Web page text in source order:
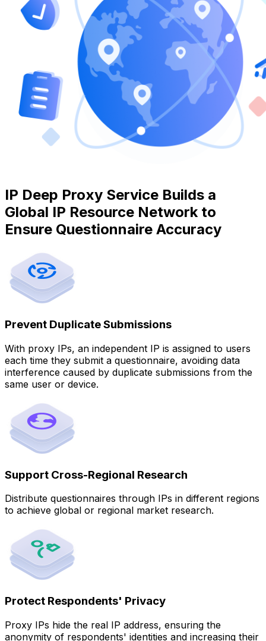
IP Deep Proxy Service Builds a
Global IP Resource Network to
Ensure Questionnaire Accuracy
Prevent Duplicate Submissions
With proxy IPs, an independent IP is assigned to users
each time they submit a questionnaire, avoiding data
interference caused by duplicate submissions from the
same user or device.
Support Cross-Regional Research
Distribute questionnaires through IPs in different regions
to achieve global or regional market research.
Protect Respondents' Privacy
Proxy IPs hide the real IP address, ensuring the
anonymity of respondents' identities and increasing their